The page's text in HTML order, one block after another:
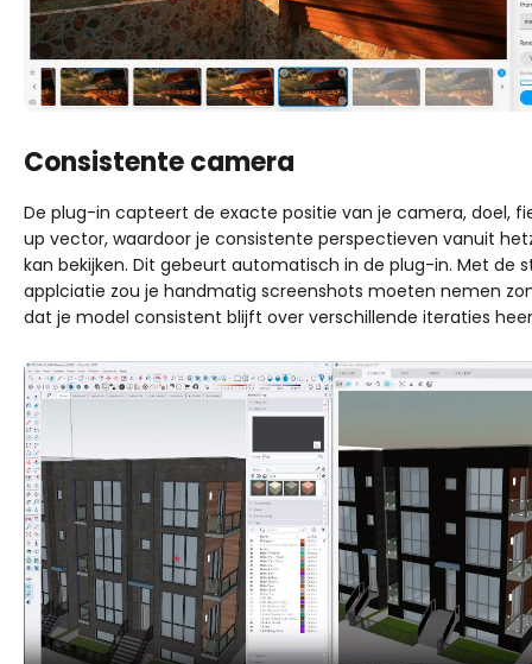
Consistente camera
De plug-in capteert de exacte positie van je camera, doel,
up vector, waardoor je consistente perspectieven vanuit
kan bekijken. Dit gebeurt automatisch in de plug-in. Met de
applciatie zou je handmatig screenshots moeten nemen
dat je model consistent blijft over verschillende iteraties